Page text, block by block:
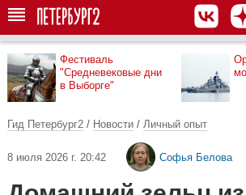
Фестиваль
"Средневековые дни
в Выборге"
Гид Петербург2 / Новости / Личный опыт
8 июля 2026 г. 20:42 Софья Белова